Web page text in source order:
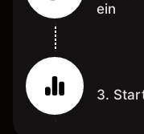
ein
3.